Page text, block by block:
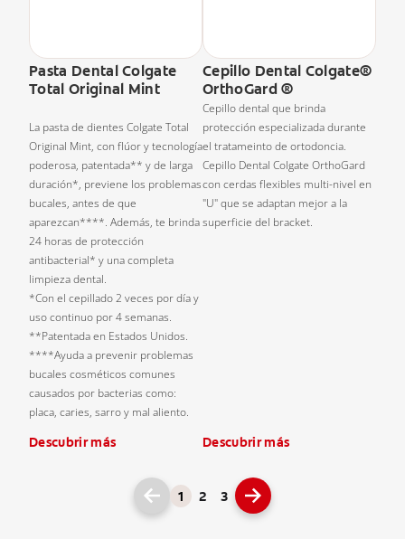
Pasta Dental Colgate
Total Original Mint
La pasta de dientes Colgate Total
Original Mint, con flúor y tecnología
poderosa, patentada** y de larga
duración*, previene los problemas
bucales, antes de que
aparezcan****. Además, te brinda
24 horas de protección
antibacterial* y una completa
limpieza dental.
*Con el cepillado 2 veces por día y
uso continuo por 4 semanas.
**Patentada en Estados Unidos.
****Ayuda a prevenir problemas
bucales cosméticos comunes
causados por bacterias como:
placa, caries, sarro y mal aliento.
Descubrir más
Cepillo Dental Colgate®
OrthoGard ®
Cepillo dental que brinda
protección especializada durante
el tratameinto de ortodoncia.
Cepillo Dental Colgate OrthoGard
con cerdas flexibles multi-nivel en
"U" que se adaptan mejor a la
superficie del bracket.
Descubrir más
1 2 3